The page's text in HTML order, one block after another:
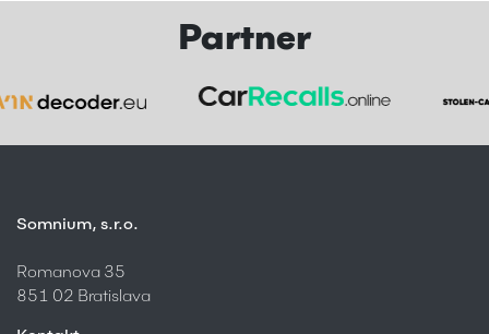
Partner
Somnium, s.r.o.
Romanova 35
851 02 Bratislava